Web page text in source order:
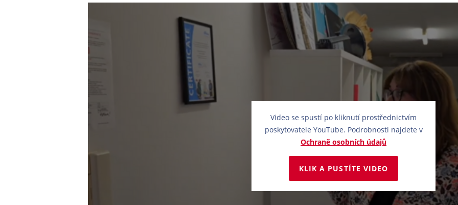
Video se spustí po kliknutí prostřednictvím
poskytovatele YouTube. Podrobnosti najdete v
Ochraně osobních údajů
KLIK A PUSTÍTE VIDEO